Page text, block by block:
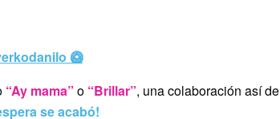
🥝
“Ay mama” o “Brillar”, una colaboración así de
se acabó!